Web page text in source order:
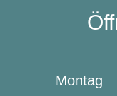
Montag